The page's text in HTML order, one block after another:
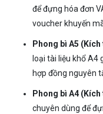
để đựng hóa đơn
voucher khuyến
Phong bì A5
loại tài liệu khổ A4
hợp đồng nguyên
Phong bì A4
chuyên dùng để